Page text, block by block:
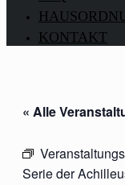
KONTAKT
« Alle
Serie der